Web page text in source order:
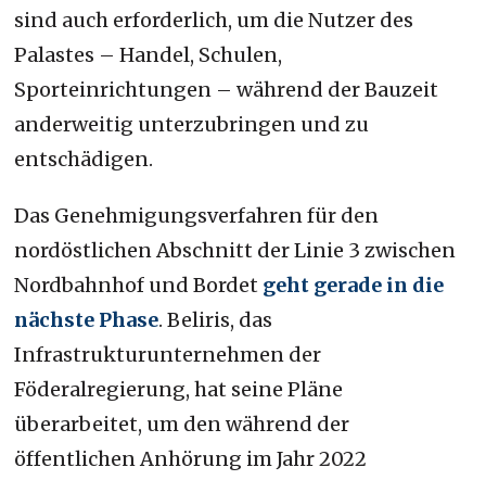
sind auch erforderlich, um die Nutzer des
Palastes – Handel, Schulen,
Sporteinrichtungen – während der Bauzeit
anderweitig unterzubringen und zu
entschädigen.
Das Genehmigungsverfahren für den
nordöstlichen Abschnitt der Linie 3 zwischen
Nordbahnhof und Bordet geht gerade in die
nächste Phase. Beliris, das
Infrastrukturunternehmen der
Föderalregierung, hat seine Pläne
überarbeitet, um den während der
öffentlichen Anhörung im Jahr 2022